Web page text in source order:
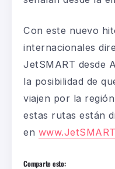
Con este nuevo
internacionales
JetSMART desde
la posibilidad de
viajen por la
estas rutas están
en
Comparte esto: